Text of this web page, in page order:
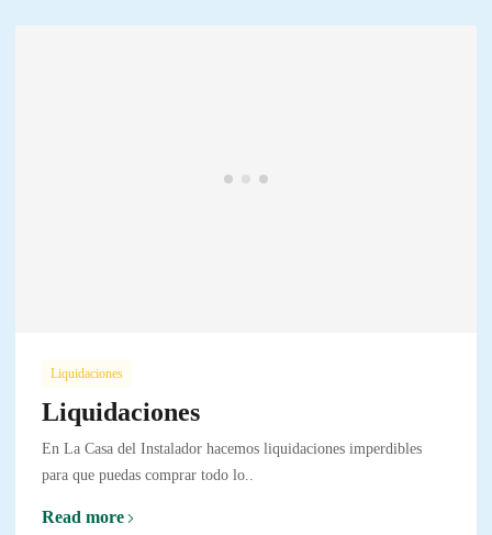
Liquidaciones
Liquidaciones
En La Casa del Instalador hacemos liquidaciones imperdibles
para que puedas comprar todo lo..
Read more